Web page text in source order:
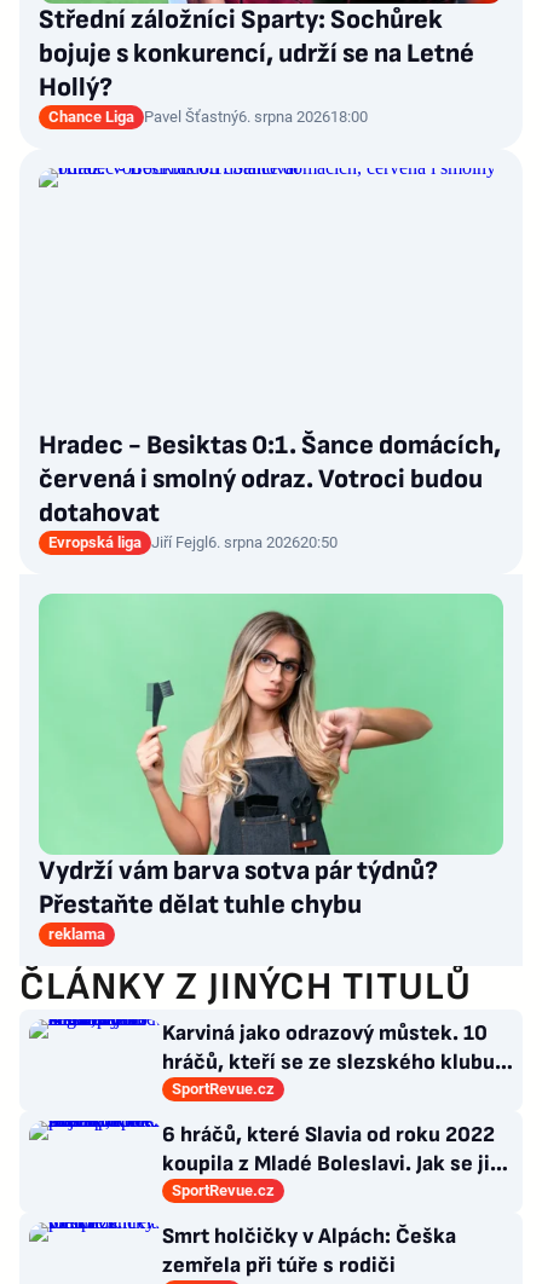
Střední záložníci Sparty: Sochůrek
bojuje s konkurencí, udrží se na Letné
Hollý?
Chance Liga Pavel Šťastný6. srpna 202618:00
Hradec - Besiktas 0:1. Šance domácích,
červená i smolný odraz. Votroci budou
dotahovat
Evropská liga Jiří Fejgl 6. srpna 202620:50
Vydrží vám barva sotva pár týdnů?
Přestaňte dělat tuhle chybu
reklama
ČLÁNKY Z JINÝCH TITULŮ
Karviná jako odrazový můstek. 10
hráčů, kteří se ze slezského klubu
probili k lukrativnímu angažmá
SportRevue.cz
6 hráčů, které Slavia od roku 2022
koupila z Mladé Boleslavi. Jak se jim
po přestupu do Edenu vedlo?
SportRevue.cz
Smrt holčičky v Alpách: Češka
zemřela při túře s rodiči